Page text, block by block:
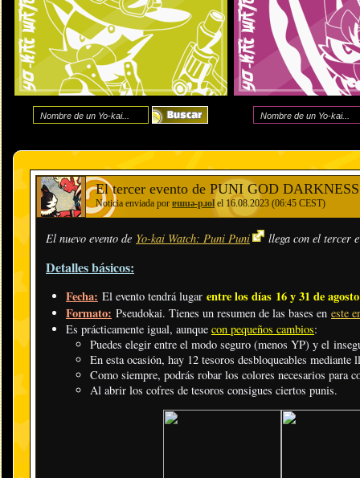
El tercer evento de PUNI GOD
Noticia enviada por ɐɯuǝ-pɹol el 16.08.2023 (06:45 CEST)
El nuevo evento de Yo-kai Watch: Puni Puni llega con el tercer
Detalles básicos:
Fecha: El evento tendrá lugar entre los días 16 y 31 de
Formato: Pseudokai. Tienes un resumen de las bases en este
Es prácticamente igual, aunque con pequeños cambios:
Puedes elegir entre el modo seguro (menos YP) y el
En esta ocasión, hay 12 tesoros desbloqueables mediante
Como siempre, podrás robar los colores necesarios para
Al abrir los cofres de tesoros consigues ciertos punis.